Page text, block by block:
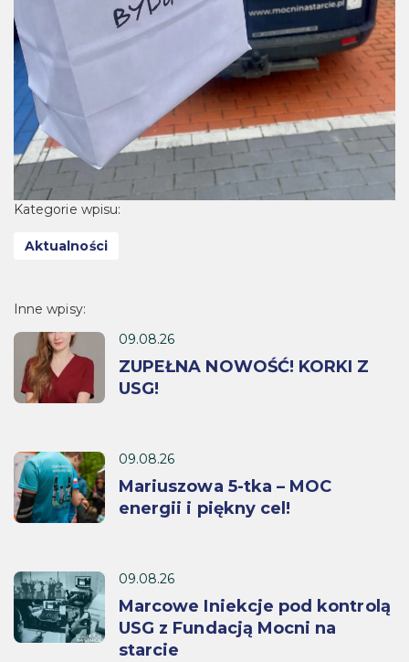
Kategorie wpisu:
Aktualności
Inne wpisy:
09.08.26
ZUPEŁNA NOWOŚĆ! KORKI Z
USG!
09.08.26
Mariuszowa 5-tka – MOC
energii i piękny cel!
09.08.26
Marcowe Iniekcje pod kontrolą
USG z Fundacją Mocni na
starcie